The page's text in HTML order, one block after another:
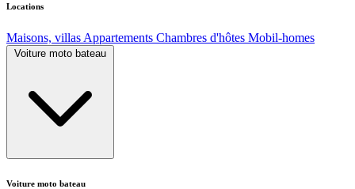
Locations
Maisons, villas Appartements Chambres d'hôtes Mobil-homes
Voiture moto bateau
Voiture moto bateau